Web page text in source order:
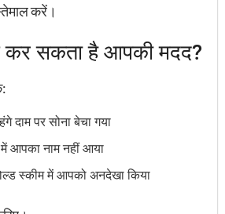
करें।
सकता है आपकी मदद?
दाम पर सोना बेचा गया
में आपका नाम नहीं आया
स्कीम में आपको अनदेखा किया